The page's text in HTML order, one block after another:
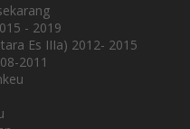
- 2019
Es IIIa) 2012- 2015
2011